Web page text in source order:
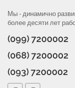
Мы - динамично
более десяти лет
(099) 7200002
(068) 7200002
(093) 7200002